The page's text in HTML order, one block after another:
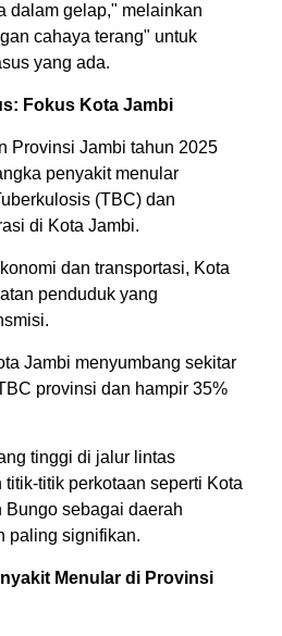
dalam gelap," melainkan
cahaya terang" untuk
yang ada.
Fokus Kota Jambi
Provinsi Jambi tahun 2025
penyakit menular
(TBC) dan
di Kota Jambi.
dan transportasi, Kota
penduduk yang
Jambi menyumbang sekitar
provinsi dan hampir 35%
tinggi di jalur lintas
titik perkotaan seperti Kota
sebagai daerah
paling signifikan.
Menular di Provinsi